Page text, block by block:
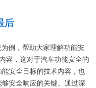
后
例，帮助大家理解功能安
容，这对于汽车功能安全的
能安全目标的技术内容 ，也
安全响应的关键。通过深